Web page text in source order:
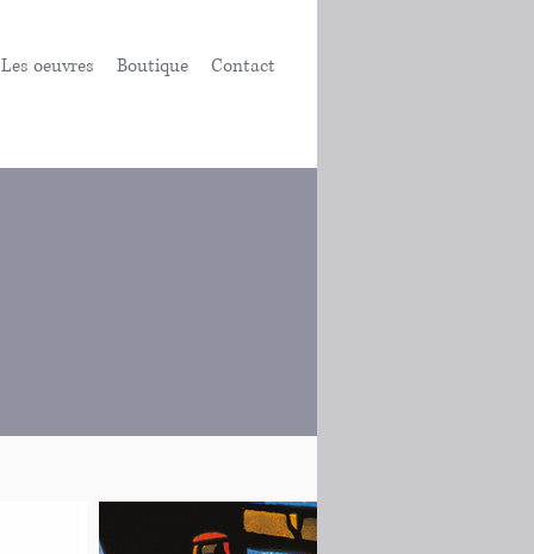
Les oeuvres Boutique Contact